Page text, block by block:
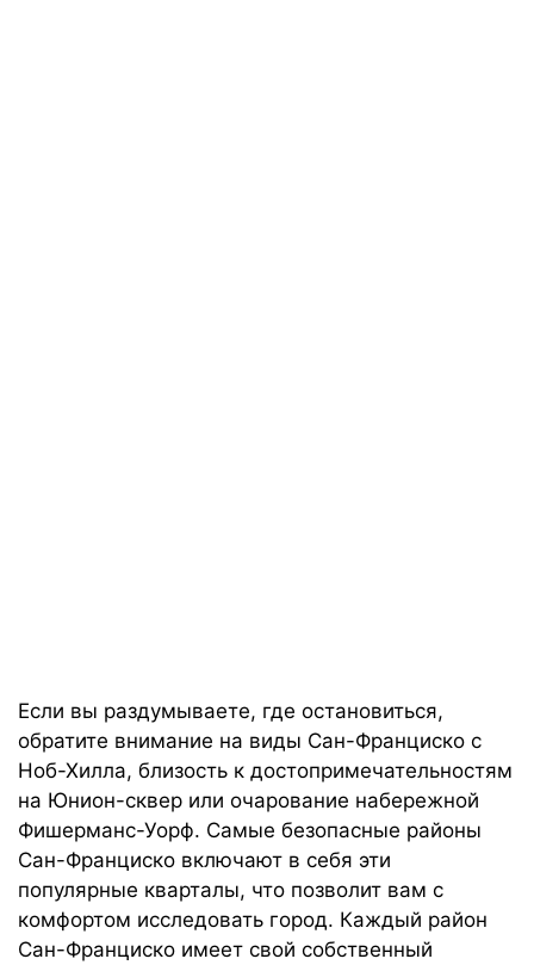
Если вы раздумываете, где остановиться,
обратите внимание на виды Сан-Франциско с
Ноб-Хилла, близость к достопримечательностям
на Юнион-сквер или очарование набережной
Фишерманс-Уорф. Самые безопасные районы
Сан-Франциско включают в себя эти
популярные кварталы, что позволит вам с
комфортом исследовать город. Каждый район
Сан-Франциско имеет свой собственный